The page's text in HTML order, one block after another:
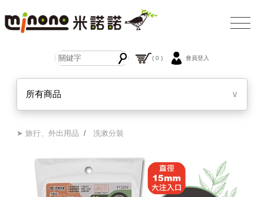
( 0 ) 會員登入
所有商品 ∨
➤ 旅行、外出用品 /洗漱分裝